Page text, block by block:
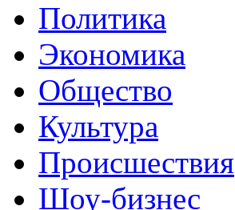
Политика
Экономика
Общество
Культура
Происшествия
Шоу-бизнес